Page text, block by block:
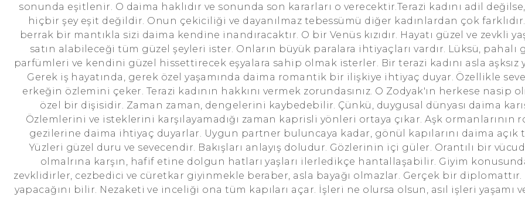
sonunda eşitlenir. O daima haklıdır ve sonunda son kararları o verecektir.Terazi kadını adil
hiçbir şey eşit değildir. Onun çekiciliği ve dayanılmaz tebessümü diğer kadınlardan çok farklıdır.
berrak bir mantıkla sizi daima kendine inandıracaktır. O bir Venüs kızıdır. Hayatı güzel ve zevkli
satın alabileceği tüm güzel şeyleri ister. Onların büyük paralara ihtiyaçları vardır. Lüksü, pahalı
parfümleri ve kendini güzel hissettirecek eşyalara sahip olmak isterler. Bir terazi kadını asla aşksız
Gerek iş hayatında, gerek özel yaşamında daima romantik bir ilişkiye ihtiyaç duyar. Özellikle
erkeğin özlemini çeker. Terazi kadının hakkını vermek zorundasınız. O Zodyak'ın herkese nasip
özel bir dişisidir. Zaman zaman, dengelerini kaybedebilir. Çünkü, duygusal dünyası daima
Özlemlerini ve isteklerini karşılayamadığı zaman kaprisli yönleri ortaya çıkar. Aşk ormanlarının
gezilerine daima ihtiyaç duyarlar. Uygun partner buluncaya kadar, gönül kapılarını daima açık
Yüzleri güzel duru ve sevecendir. Bakışları anlayış doludur. Gözlerinin içi güler. Orantılı bir
olmalrına karşın, hafif etine dolgun hatları yaşları ilerledikçe hantallaşabilir. Giyim
zevklidirler, cezbedici ve cüretkar giyinmekle beraber, asla bayağı olmazlar. Gerçek bir diplomattır.
yapacağını bilir. Nezaketi ve inceliği ona tüm kapıları açar. İşleri ne olursa olsun, asıl işleri yaşamı